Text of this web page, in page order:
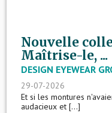
Nouvelle
Maîtrise-le, ...
DESIGN EYEWEAR
29-07-2026
Et si les montures
audacieux et [...]